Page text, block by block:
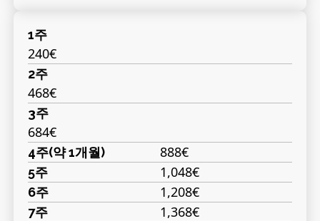
1주
240€
2주
468€
3주
684€
4주(약 1개월) 888€
5주 1,048€
6주 1,208€
7주 1,368€